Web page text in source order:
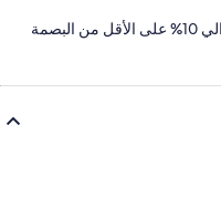
يتم شراء تعويضات سنوية بحوالي 10% على الأقل من البصمة